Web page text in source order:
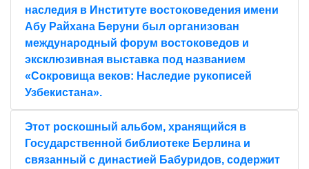
наследия в Институте востоковедения имени
Абу Райхана Беруни был организован
международный форум востоковедов и
эксклюзивная выставка под названием
«Сокровища веков: Наследие рукописей
Узбекистана».
Этот роскошный альбом, хранящийся в
Государственной библиотеке Берлина и
связанный с династией Бабуридов, содержит